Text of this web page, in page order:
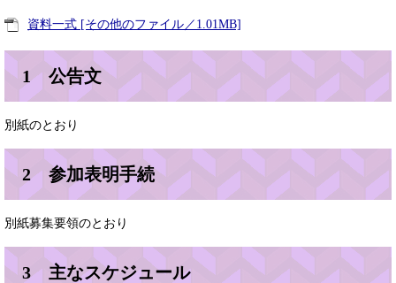
資料一式 [その他のファイル／1.01MB]
1 公告文
別紙のとおり
2 参加表明手続
別紙募集要領のとおり
3 主なスケジュール